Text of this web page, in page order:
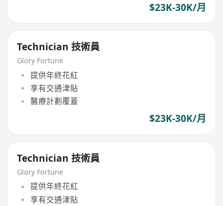
$23K-30K/月
Technician 技術員
Glory Fortune
提供年終花紅
享有交通津貼
醫療計劃覆蓋
$23K-30K/月
Technician 技術員
Glory Fortune
提供年終花紅
享有交通津貼